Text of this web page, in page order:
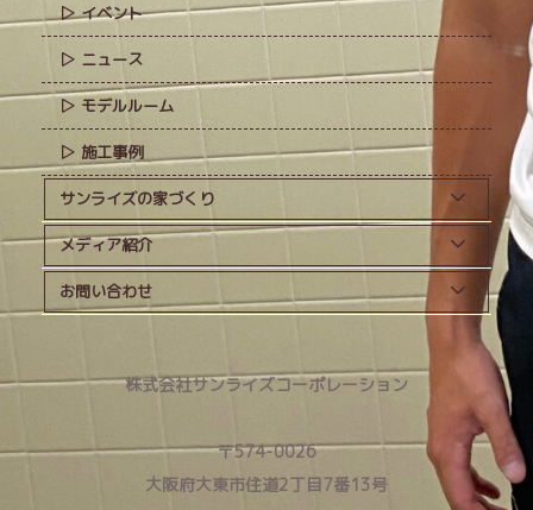
イベント
ニュース
モデルルーム
施工事例
サンライズの家づくり
メディア紹介
お問い合わせ
株式会社サンライズコーポレーション
〒574-0026
大阪府大東市住道2丁目7番13号